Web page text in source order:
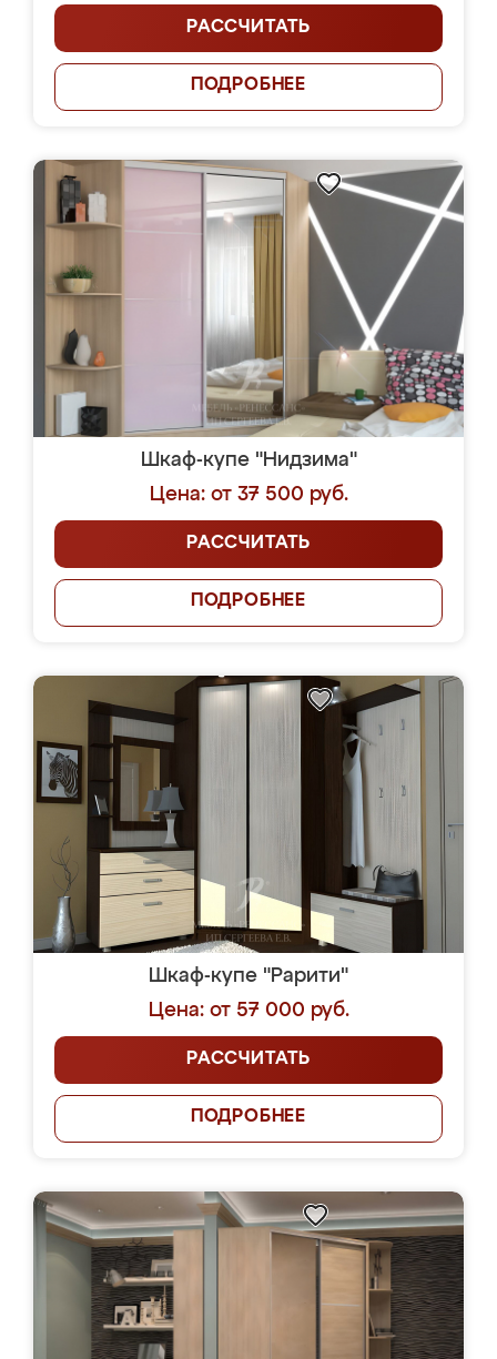
РАССЧИТАТЬ
ПОДРОБНЕЕ
Шкаф-купе "Нидзима"
Цена: от 37 500 руб.
РАССЧИТАТЬ
ПОДРОБНЕЕ
Шкаф-купе "Рарити"
Цена: от 57 000 руб.
РАССЧИТАТЬ
ПОДРОБНЕЕ